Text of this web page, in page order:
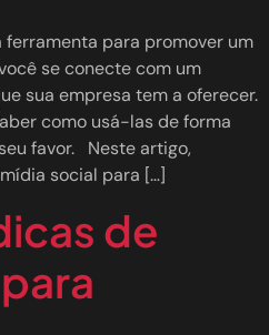
para promover um
se conecte com um
sua empresa tem a oferecer.
como usá-las de forma
favor. Neste artigo,
social para […]
de